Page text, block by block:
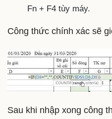
Fn + F4 tùy máy.
Công thức chính xác sẽ
Sau khi nhập xong công